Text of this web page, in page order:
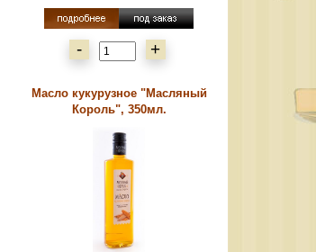
- +
Масло кукурузное "Масляный
Король", 350мл.